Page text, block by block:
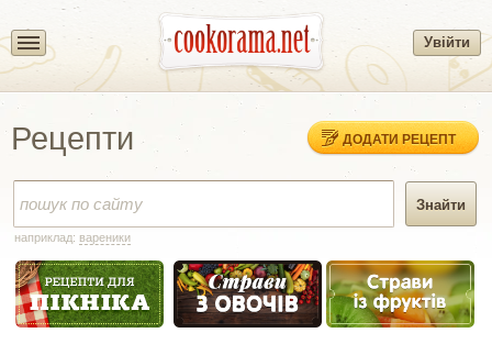
Увійти
Рецепти ДОДАТИ РЕЦЕПТ
наприклад: вареники